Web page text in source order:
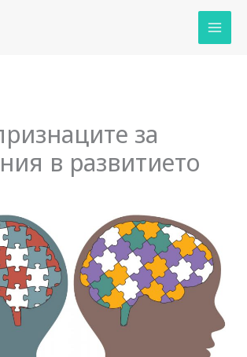
за
в развитието